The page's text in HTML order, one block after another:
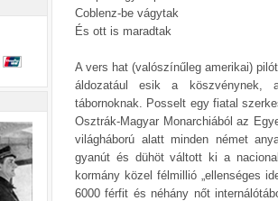
Coblenz-be vágytak
És ott is maradtak
A vers hat (valószínűleg amerikai)
áldozatául esik a köszvénynek,
tábornoknak. Posselt egy fiatal
Osztrák-Magyar Monarchiából az
világháború alatt minden német
gyanút és dühöt váltott ki a
kormány közel félmillió „ellenséges
6000 férfit és néhány nőt